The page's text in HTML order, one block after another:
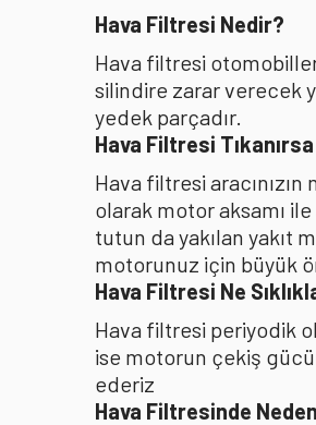
Hava Filtresi Nedir?
Hava filtresi
silindire zarar verecek
yedek parçadır.
Hava Filtresi
Hava filtresi
olarak motor aksamı
tutun da yakılan yakıt
motorunuz için büyük
Hava Filtresi Ne
Hava filtresi periyodik
ise motorun çekiş
ederiz
Hava Filtresinde